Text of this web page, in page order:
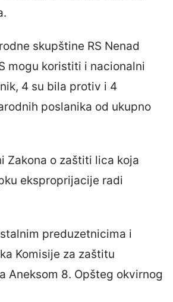
skupštine RS Nenad
mogu koristiti i nacionalni
4 su bila protiv i 4
poslanika od ukupno
Zakona o zaštiti lica koja
eksproprijacije radi
preduzetnicima i
Komisije za zaštitu
Aneksom 8. Opšteg okvirnog